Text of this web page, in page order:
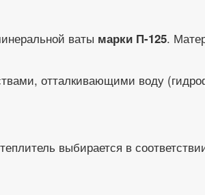
ваты марки П-125.
отталкивающими воду
выбирается в